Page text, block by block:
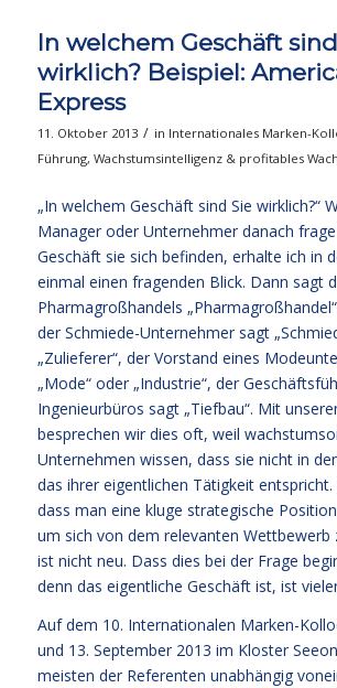
In welchem Geschäft
wirklich? Beispiel:
Express
11. Oktober 2013 / in Internationales Marken-
Führung, Wachstumsintelligenz & profitables
„In welchem Geschäft sind Sie wirklich?“
Manager oder Unternehmer danach
Geschäft sie sich befinden, erhalte ich in
einmal einen fragenden Blick. Dann sagt
Pharmagroßhandels
der Schmiede-Unternehmer sagt
„Zulieferer“, der Vorstand eines
„Mode“ oder „Industrie“, der
Ingenieurbüros sagt „Tiefbau“. Mit
besprechen wir dies oft, weil
Unternehmen wissen, dass sie nicht in
das ihrer eigentlichen Tätigkeit entspricht.
dass man eine kluge strategische
um sich von dem relevanten Wettbewerb
ist nicht neu. Dass dies bei der Frage
denn das eigentliche Geschäft ist, ist
Auf dem 10. Internationalen Marken-
und 13. September 2013 im Kloster
meisten der Referenten unabhängig